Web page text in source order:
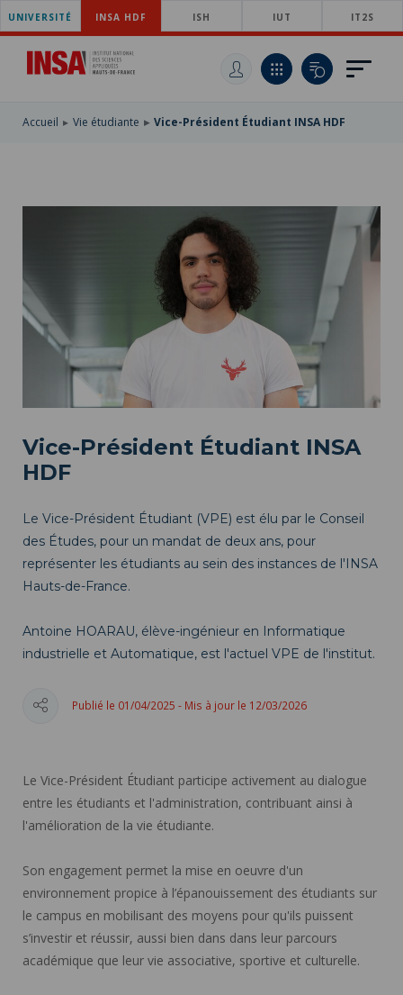
ACCÉDER
AU
MENU
PRINCIPAL
ALLER
CONTENU
ACCÉDER
RECHERCHE
UNIVERSITÉ INSA HDF ISH IUT IT2S
Accueil Vie étudiante Vice-Président Étudiant INSA HDF
Vice-Président Étudiant INSA
HDF
Le Vice-Président Étudiant (VPE) est élu par le Conseil
des Études, pour un mandat de deux ans, pour
représenter les étudiants au sein des instances de l'INSA
Hauts-de-France.
Antoine HOARAU, élève-ingénieur en Informatique
industrielle et Automatique, est l'actuel VPE de l'institut.
Publié le 01/04/2025 - Mis à jour le 12/03/2026
Le Vice-Président Étudiant participe activement au dialogue
entre les étudiants et l'administration, contribuant ainsi à
l'amélioration de la vie étudiante.
Son engagement permet la mise en oeuvre d'un
environnement propice à l’épanouissement des étudiants sur
le campus en mobilisant des moyens pour qu'ils puissent
s’investir et réussir, aussi bien dans dans leur parcours
académique que leur vie associative, sportive et culturelle.